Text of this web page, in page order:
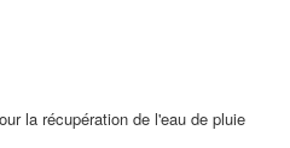
la récupération de l'eau de pluie